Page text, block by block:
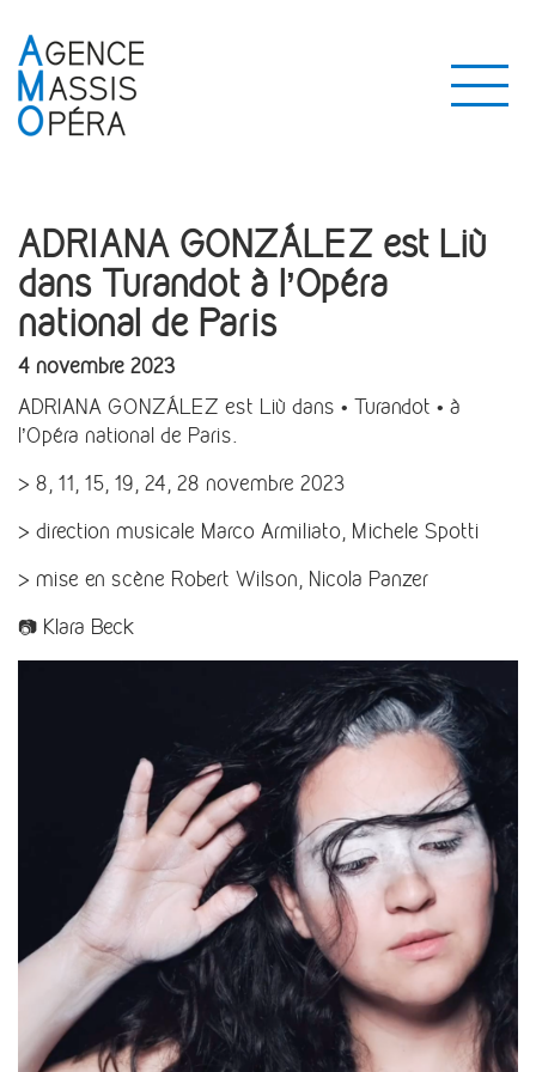
ADRIANA GONZÁLEZ est Liù
dans Turandot à l’Opéra
national de Paris
4 novembre 2023
ADRIANA GONZÁLEZ est Liù dans • Turandot • à
l’Opéra national de Paris.
> 8, 11, 15, 19, 24, 28 novembre 2023
> direction musicale Marco Armiliato, Michele Spotti
> mise en scène Robert Wilson, Nicola Panzer
📷 Klara Beck